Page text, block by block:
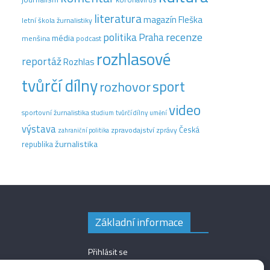
letní škola žurnalistiky literaturamagazín Fleška
menšinamédia podcast politikaPraharecenze
reportážRozhlas rozhlasové
tvůrčí dílnyrozhovorsport
sportovní žurnalistikastudium tvůrčí dílny uměnívideo
výstava zahraniční politika zpravodajství zprávyČeská
republikažurnalistika
Základní informace
Přihlásit se